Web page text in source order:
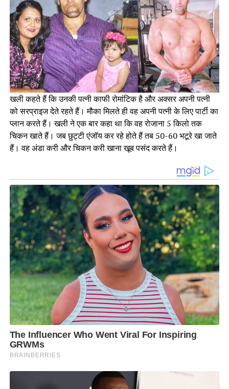
खली कहते हैं कि उनकी पत्नी काफी रोमांटिक है और अक्सर अपनी पत्नी
को सरप्राइज देते रहते हैं। मौका मिलते ही वह अपनी पत्नी के लिए पार्टी का
प्लान करते हैं। खली ने एक बार कहा था कि वह रोजाना 5 किलो तक
चिकन खाते हैं। जब छुट्टी एंजॉय कर रहे होते हैं तब 50-60 भटूरे खा जाते
हैं। वह अंडा करी और चिकन करी खाना खूब पसंद करते हैं।